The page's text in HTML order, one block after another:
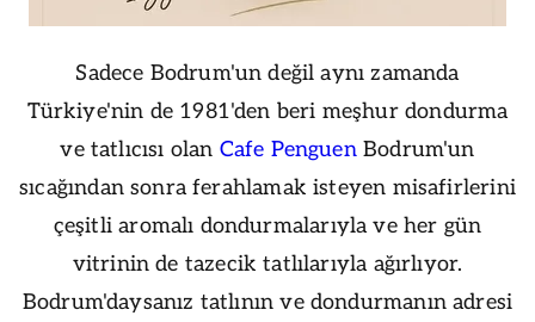
Sadece Bodrum'un değil aynı zamanda
Türkiye'nin de 1981'den beri meşhur dondurma
ve tatlıcısı olan Cafe PenguenBodrum'un
sıcağından sonra ferahlamak isteyen misafirlerini
çeşitli aromalı dondurmalarıyla ve her gün
vitrinin de tazecik tatlılarıyla ağırlıyor.
Bodrum'daysanız tatlının ve dondurmanın adresi